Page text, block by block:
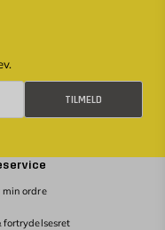
TILMELD
min ordre
fortrydelsesret